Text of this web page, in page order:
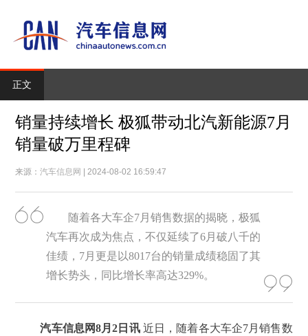
正文
销量持续增长 极狐带动北汽新能源7月
销量破万里程碑
来源：汽车信息网 | 2024-08-02 16:59:47
随着各大车企7月销售数据的揭晓，极狐
汽车再次成为焦点，不仅延续了6月破八千的
佳绩，7月更是以8017台的销量成绩稳固了其
增长势头，同比增长率高达329%。
汽车信息网8月2日讯近日，随着各大车企7月销售数